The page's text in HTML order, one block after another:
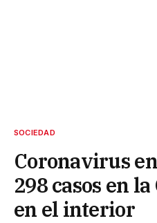
SOCIEDAD
Coronavirus
298 casos en
en el interior